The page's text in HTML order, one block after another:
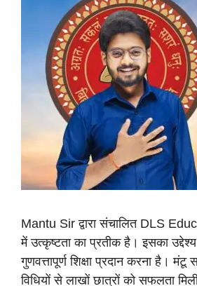
Mantu Sir द्वारा संचालित DLS
में उत्कृष्टता का प्रतीक है। इसका उद्देश्य
गुणवत्तापूर्ण शिक्षा प्रदान करना है। मंटू
विधियों से लाखों छात्रों को सफलता